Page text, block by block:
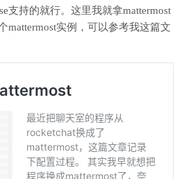
支持的就行。这里我就拿mattermost
mattermost实例，可以参考我这篇文